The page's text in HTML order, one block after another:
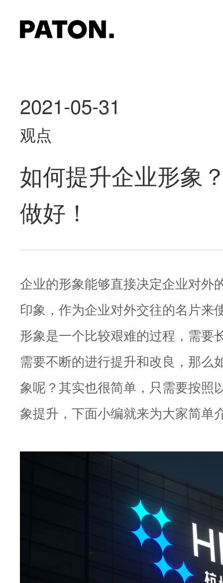
2021-05-31
观点
如何提升企业形象
做好！
企业的形象能够直接决定企业对外
印象，作为企业对外交往的名片来
形象是一个比较艰难的过程，需要
需要不断的进行提升和改良，那么
象呢？其实也很简单，只需要按照
象提升，下面小编就来为大家简单